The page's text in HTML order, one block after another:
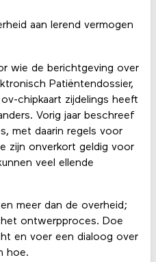
aan lerend vermogen
wie de berichtgeving over
Patiëntendossier,
chipkaart zijdelings heeft
Vorig jaar beschreef
met daarin regels voor
zijn onverkort geldig voor
veel ellende
meer dan de overheid;
ontwerpproces. Doe
en voer een dialoog over
hoe.